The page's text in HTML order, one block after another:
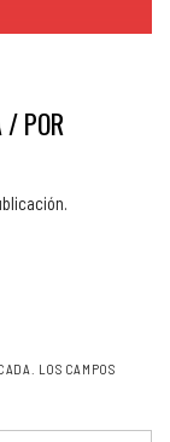
/ POR
LOS CAMPOS